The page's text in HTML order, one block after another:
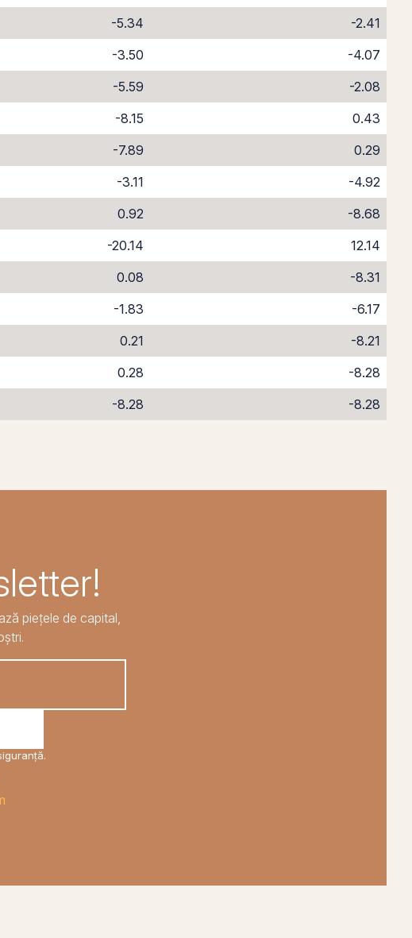
-5.34
-2.41
-3.50
-4.07
-5.59
-2.08
-8.15
0.43
-7.89
0.29
-3.11
-4.92
0.92
-8.68
-20.14
12.14
0.08
-8.31
-1.83
-6.17
0.21
-8.21
0.28
-8.28
-8.28 -8.28
piețele de capital,